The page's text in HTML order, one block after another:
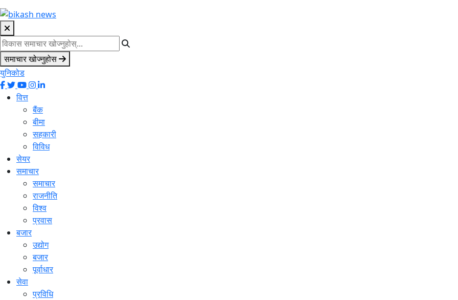
समाचार खोज्नुहोस
युनिकोड
वित्त
बैंक
बीमा
सहकारी
विविध
सेयर
समाचार
समाचार
राजनीति
विश्व
प्रवास
बजार
उद्योग
बजार
पूर्वाधार
सेवा
प्रविधि